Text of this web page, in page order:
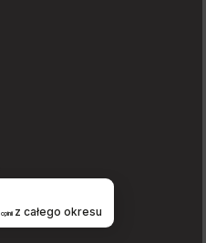
opinii z całego okresu